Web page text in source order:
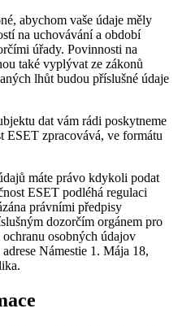
abychom vaše údaje měly
na uchovávání a období
úřady. Povinnosti na
také vyplývat ze zákonů
lhůt budou příslušné údaje
dat vám rádi poskytneme
ESET zpracovává, ve formátu
máte právo kdykoli podat
ESET podléhá regulaci
právními předpisy
dozorčím orgánem pro
osobných údajov
Námestie 1. Mája 18,